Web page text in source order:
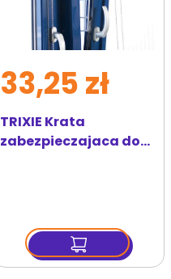
TRIXIE Krata
zabezpieczajaca do
33,25 zł